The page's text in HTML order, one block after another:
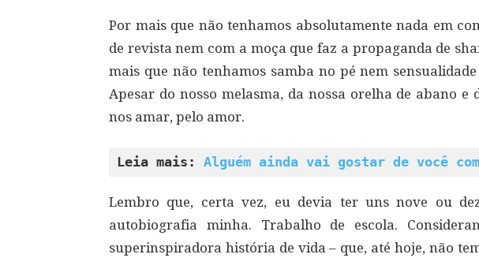
Por mais que não tenhamos absolutamente nada em
de revista nem com a moça que faz a propaganda de
mais que não tenhamos samba no pé nem
Apesar do nosso melasma, da nossa orelha de abano e
nos amar, pelo amor.
Leia mais: Alguém ainda vai gostar de você
Lembro que, certa vez, eu devia ter uns nove ou
autobiografia minha. Trabalho de escola.
superinspiradora história de vida – que, até hoje, não